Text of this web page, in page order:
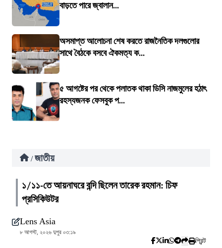
বাড়তে পারে জ্বালান...
অসমাপ্ত আলোচনা শেষ করতে রাজনৈতিক দলগুলোর
সাথে বৈঠকে বসবে ঐকমত্য ক...
৫ আগষ্টের পর থেকে পলাতক থাকা ডিসি নাজমুলের হঠাৎ
রহস্যজনক ফেসবুক প...
/ জাতীয়
১/১১-তে আয়নাঘরে বন্দি ছিলেন তারেক রহমান: চিফ
প্রসিকিউটর
Lens Asia
৮ আগস্ট, ২০২৬ দুপুর ০৩:১৯
প্রিন্ট